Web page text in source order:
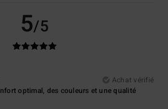
5/5
Achat vérifié
optimal, des couleurs et une qualité